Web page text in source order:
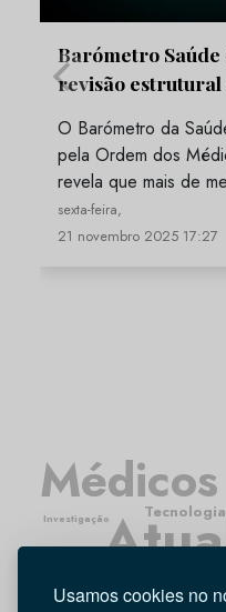
Usamos cookies no
Barómetro
revisão
O Barómetro da
pela Ordem dos
revela que mais de
sexta-feira,
21 novembro 2025 17:27
Tecnologia
Investigação